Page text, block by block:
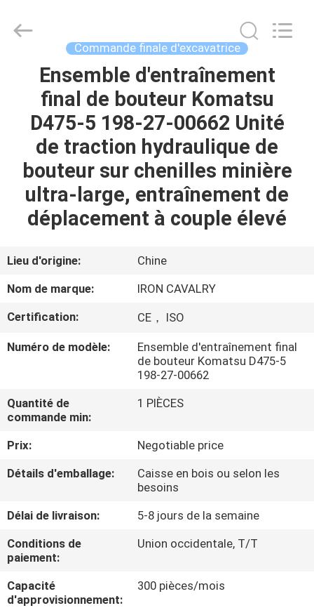
APERÇU
PRODUITS
VIDÉOS
SHOW
A
PROPOS
DE
NOUS
VISITE
D'USINE
CONTRÔLE
LA
QUALITÉ
CONTACT
Machinery
Commande finale d'excavatrice
Ensemble d'entraînement
final de bouteur Komatsu
D475-5 198-27-00662 Unité
de traction hydraulique de
bouteur sur chenilles minière
ultra-large, entraînement de
déplacement à couple élevé
Lieu d'origine:
Chine
Nom de marque:
IRON CAVALRY
Certification:
CE， ISO
Numéro de modèle:
Ensemble d'entraînement final
de bouteur Komatsu D475-5
198-27-00662
Quantité de
commande min:
1 PIÈCES
Prix:
Negotiable price
Détails d'emballage:
Caisse en bois ou selon les
besoins
Délai de livraison:
5-8 jours de la semaine
Conditions de
paiement:
Union occidentale, T/T
Capacité
d'approvisionnement:
300 pièces/mois